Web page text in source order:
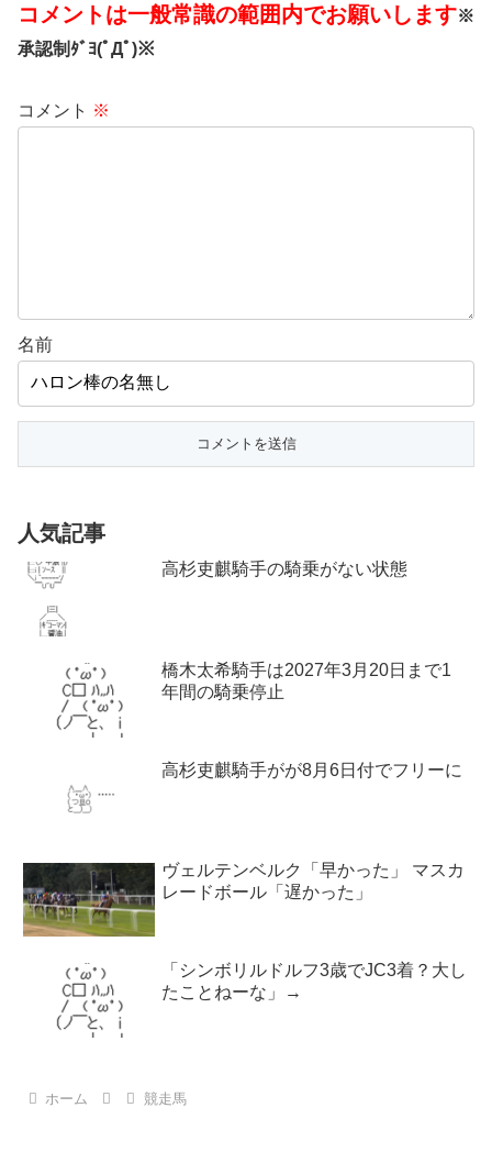
コメントは一般常識の範囲内でお願いします※
承認制ﾀﾞﾖ(ﾟДﾟ)※
コメント ※
名前
人気記事
高杉吏麒騎手の騎乗がない状態
橋木太希騎手は2027年3月20日まで1
年間の騎乗停止
高杉吏麒騎手がが8月6日付でフリーに
ヴェルテンベルク「早かった」 マスカ
レードボール「遅かった」
「シンボリルドルフ3歳でJC3着？大し
たことねーな」→
ホーム 競走馬